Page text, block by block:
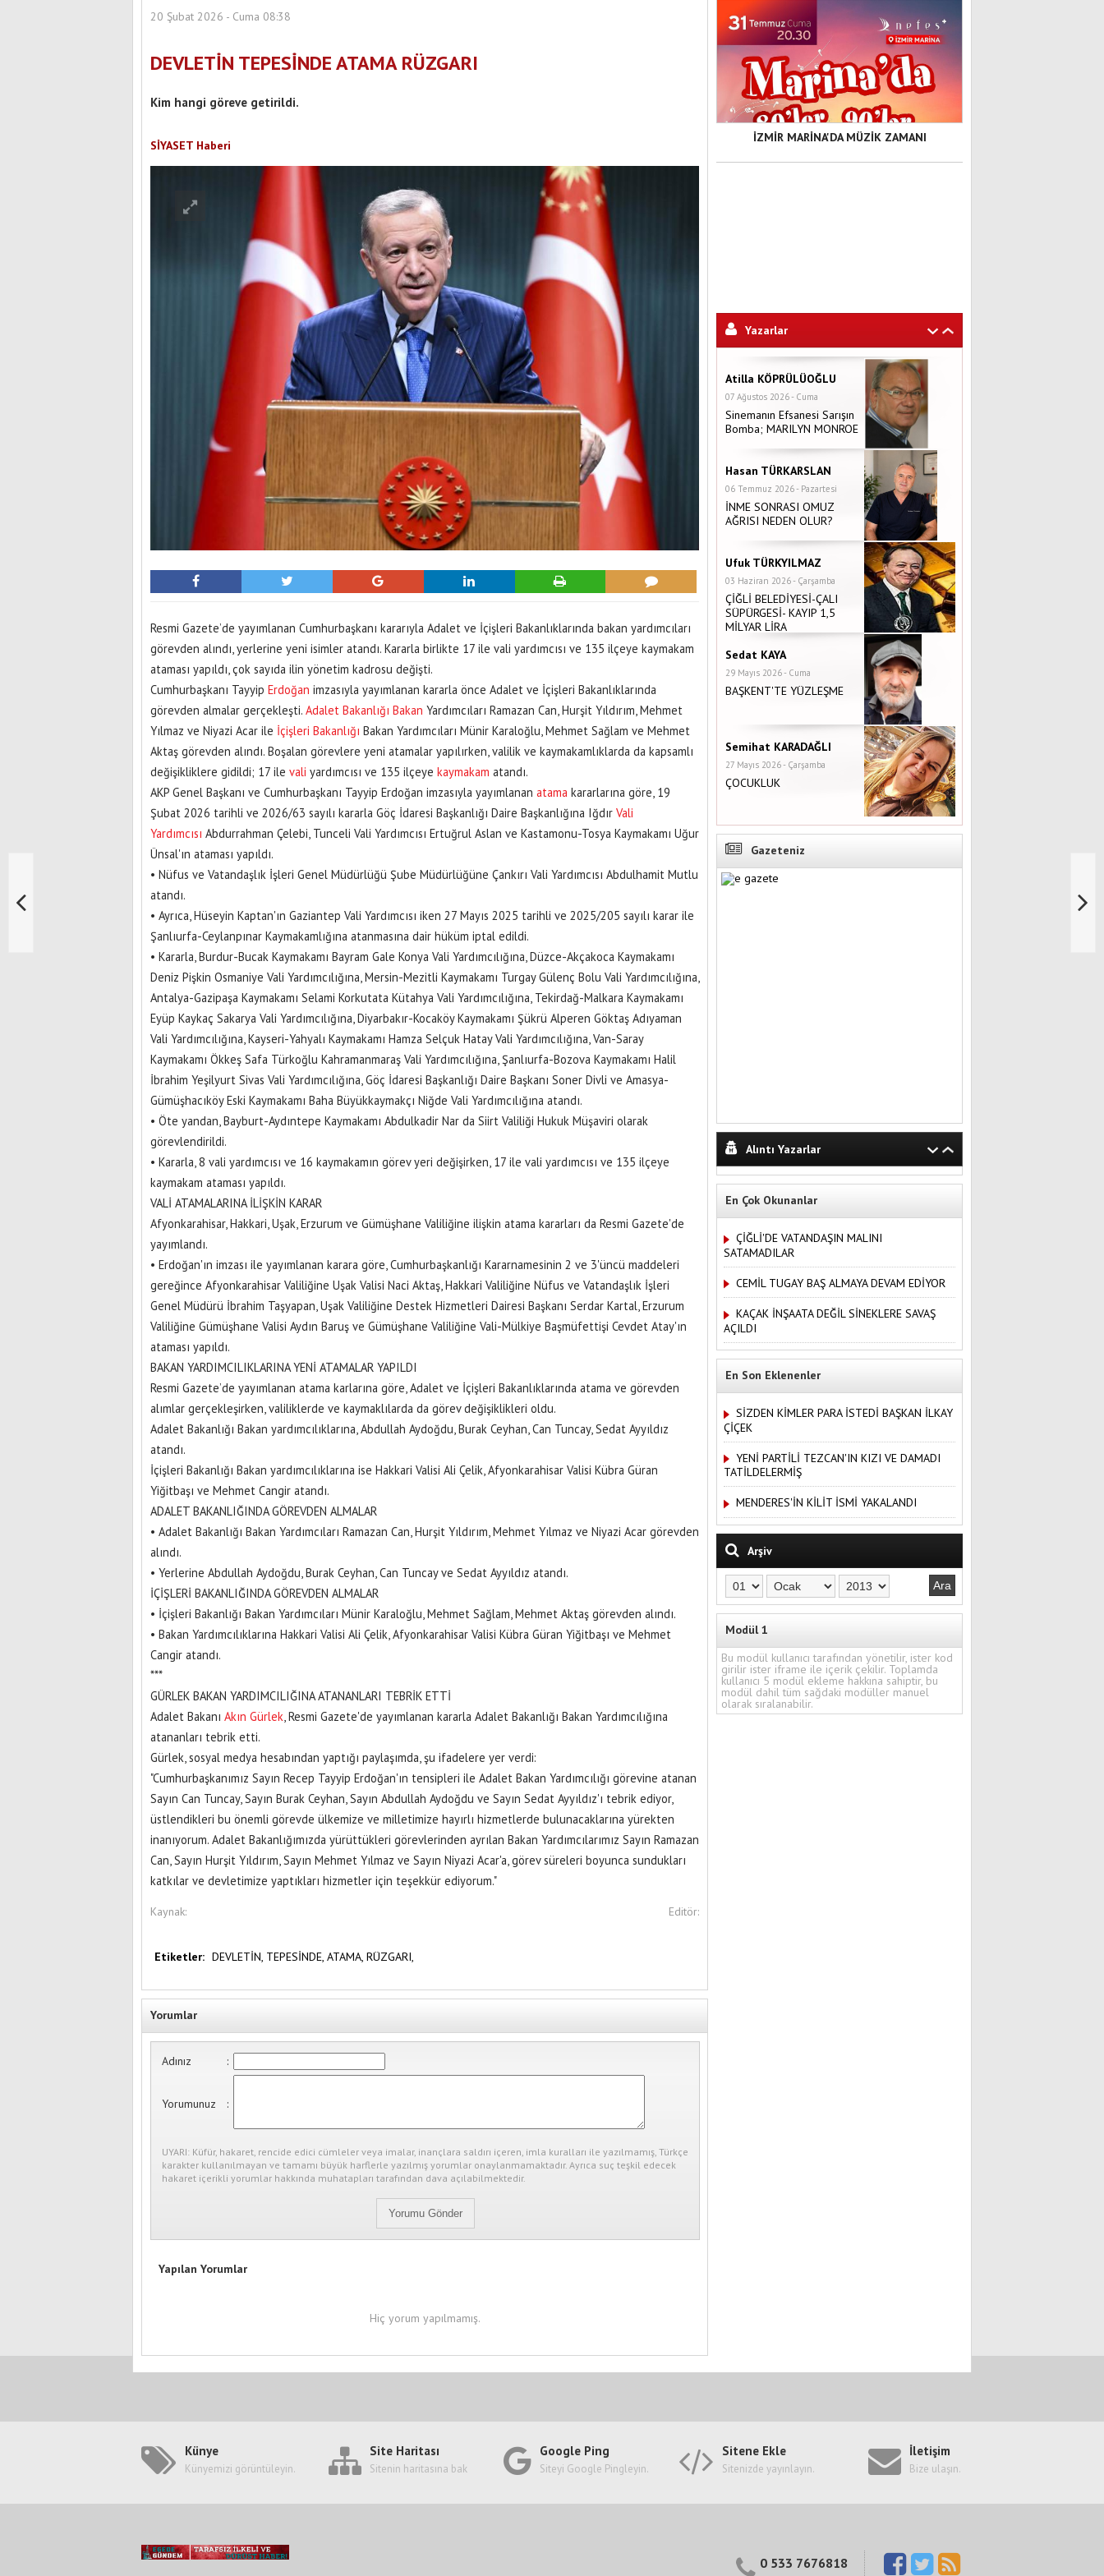
20 Şubat 2026 - Cuma 08:38
DEVLETİN TEPESİNDE ATAMA RÜZGARI
Kim hangi göreve getirildi.
SİYASET Haberi
Resmi Gazete’de yayımlanan Cumhurbaşkanı kararıyla Adalet ve İçişleri Bakanlıklarında bakan yardımcıları
görevden alındı, yerlerine yeni isimler atandı. Kararla birlikte 17 ile vali yardımcısı ve 135 ilçeye kaymakam
ataması yapıldı, çok sayıda ilin yönetim kadrosu değişti.
Cumhurbaşkanı Tayyip Erdoğan imzasıyla yayımlanan kararla önce Adalet ve İçişleri Bakanlıklarında
görevden almalar gerçekleşti. Adalet Bakanlığı Bakan Yardımcıları Ramazan Can, Hurşit Yıldırım, Mehmet
Yılmaz ve Niyazi Acar ile İçişleri Bakanlığı Bakan Yardımcıları Münir Karaloğlu, Mehmet Sağlam ve Mehmet
Aktaş görevden alındı. Boşalan görevlere yeni atamalar yapılırken, valilik ve kaymakamlıklarda da kapsamlı
değişikliklere gidildi; 17 ile vali yardımcısı ve 135 ilçeye kaymakam atandı.
AKP Genel Başkanı ve Cumhurbaşkanı Tayyip Erdoğan imzasıyla yayımlanan atama kararlarına göre, 19
Şubat 2026 tarihli ve 2026/63 sayılı kararla Göç İdaresi Başkanlığı Daire Başkanlığına Iğdır Vali
Yardımcısı Abdurrahman Çelebi, Tunceli Vali Yardımcısı Ertuğrul Aslan ve Kastamonu-Tosya Kaymakamı Uğur
Ünsal'ın ataması yapıldı.
• Nüfus ve Vatandaşlık İşleri Genel Müdürlüğü Şube Müdürlüğüne Çankırı Vali Yardımcısı Abdulhamit Mutlu
atandı.
• Ayrıca, Hüseyin Kaptan'ın Gaziantep Vali Yardımcısı iken 27 Mayıs 2025 tarihli ve 2025/205 sayılı karar ile
Şanlıurfa-Ceylanpınar Kaymakamlığına atanmasına dair hüküm iptal edildi.
• Kararla, Burdur-Bucak Kaymakamı Bayram Gale Konya Vali Yardımcılığına, Düzce-Akçakoca Kaymakamı
Deniz Pişkin Osmaniye Vali Yardımcılığına, Mersin-Mezitli Kaymakamı Turgay Gülenç Bolu Vali Yardımcılığına,
Antalya-Gazipaşa Kaymakamı Selami Korkutata Kütahya Vali Yardımcılığına, Tekirdağ-Malkara Kaymakamı
Eyüp Kaykaç Sakarya Vali Yardımcılığına, Diyarbakır-Kocaköy Kaymakamı Şükrü Alperen Göktaş Adıyaman
Vali Yardımcılığına, Kayseri-Yahyalı Kaymakamı Hamza Selçuk Hatay Vali Yardımcılığına, Van-Saray
Kaymakamı Ökkeş Safa Türkoğlu Kahramanmaraş Vali Yardımcılığına, Şanlıurfa-Bozova Kaymakamı Halil
İbrahim Yeşilyurt Sivas Vali Yardımcılığına, Göç İdaresi Başkanlığı Daire Başkanı Soner Divli ve Amasya-
Gümüşhacıköy Eski Kaymakamı Baha Büyükkaymakçı Niğde Vali Yardımcılığına atandı.
• Öte yandan, Bayburt-Aydıntepe Kaymakamı Abdulkadir Nar da Siirt Valiliği Hukuk Müşaviri olarak
görevlendirildi.
• Kararla, 8 vali yardımcısı ve 16 kaymakamın görev yeri değişirken, 17 ile vali yardımcısı ve 135 ilçeye
kaymakam ataması yapıldı.
VALİ ATAMALARINA İLİŞKİN KARAR
Afyonkarahisar, Hakkari, Uşak, Erzurum ve Gümüşhane Valiliğine ilişkin atama kararları da Resmi Gazete'de
yayımlandı.
• Erdoğan'ın imzası ile yayımlanan karara göre, Cumhurbaşkanlığı Kararnamesinin 2 ve 3'üncü maddeleri
gereğince Afyonkarahisar Valiliğine Uşak Valisi Naci Aktaş, Hakkari Valiliğine Nüfus ve Vatandaşlık İşleri
Genel Müdürü İbrahim Taşyapan, Uşak Valiliğine Destek Hizmetleri Dairesi Başkanı Serdar Kartal, Erzurum
Valiliğine Gümüşhane Valisi Aydın Baruş ve Gümüşhane Valiliğine Vali-Mülkiye Başmüfettişi Cevdet Atay'ın
ataması yapıldı.
BAKAN YARDIMCILIKLARINA YENİ ATAMALAR YAPILDI
Resmi Gazete’de yayımlanan atama karlarına göre, Adalet ve İçişleri Bakanlıklarında atama ve görevden
alımlar gerçekleşirken, valiliklerde ve kaymaklılarda da görev değişiklikleri oldu.
Adalet Bakanlığı Bakan yardımcılıklarına, Abdullah Aydoğdu, Burak Ceyhan, Can Tuncay, Sedat Ayyıldız
atandı.
İçişleri Bakanlığı Bakan yardımcılıklarına ise Hakkari Valisi Ali Çelik, Afyonkarahisar Valisi Kübra Güran
Yiğitbaşı ve Mehmet Cangir atandı.
ADALET BAKANLIĞINDA GÖREVDEN ALMALAR
• Adalet Bakanlığı Bakan Yardımcıları Ramazan Can, Hurşit Yıldırım, Mehmet Yılmaz ve Niyazi Acar görevden
alındı.
• Yerlerine Abdullah Aydoğdu, Burak Ceyhan, Can Tuncay ve Sedat Ayyıldız atandı.
İÇİŞLERİ BAKANLIĞINDA GÖREVDEN ALMALAR
• İçişleri Bakanlığı Bakan Yardımcıları Münir Karaloğlu, Mehmet Sağlam, Mehmet Aktaş görevden alındı.
• Bakan Yardımcılıklarına Hakkari Valisi Ali Çelik, Afyonkarahisar Valisi Kübra Güran Yiğitbaşı ve Mehmet
Cangir atandı.
***
GÜRLEK BAKAN YARDIMCILIĞINA ATANANLARI TEBRİK ETTİ
Adalet Bakanı Akın Gürlek, Resmi Gazete'de yayımlanan kararla Adalet Bakanlığı Bakan Yardımcılığına
atananları tebrik etti.
Gürlek, sosyal medya hesabından yaptığı paylaşımda, şu ifadelere yer verdi:
"Cumhurbaşkanımız Sayın Recep Tayyip Erdoğan'ın tensipleri ile Adalet Bakan Yardımcılığı görevine atanan
Sayın Can Tuncay, Sayın Burak Ceyhan, Sayın Abdullah Aydoğdu ve Sayın Sedat Ayyıldız'ı tebrik ediyor,
üstlendikleri bu önemli görevde ülkemize ve milletimize hayırlı hizmetlerde bulunacaklarına yürekten
inanıyorum. Adalet Bakanlığımızda yürüttükleri görevlerinden ayrılan Bakan Yardımcılarımız Sayın Ramazan
Can, Sayın Hurşit Yıldırım, Sayın Mehmet Yılmaz ve Sayın Niyazi Acar'a, görev süreleri boyunca sundukları
katkılar ve devletimize yaptıkları hizmetler için teşekkür ediyorum."
Kaynak: Editör:
Etiketler: DEVLETİN, TEPESİNDE, ATAMA, RÜZGARI,
Yorumlar
Adınız :
Yorumunuz :
UYARI: Küfür, hakaret, rencide edici cümleler veya imalar, inançlara saldırı içeren, imla kuralları ile yazılmamış, Türkçe
karakter kullanılmayan ve tamamı büyük harflerle yazılmış yorumlar onaylanmamaktadır. Ayrıca suç teşkil edecek
hakaret içerikli yorumlar hakkında muhatapları tarafından dava açılabilmektedir.
Yapılan Yorumlar
Hiç yorum yapılmamış.
İZMİR MARİNA'DA MÜZİK ZAMANI
Yazarlar
Atilla KÖPRÜLÜOĞLU
07 Ağustos 2026 - Cuma
Sinemanın Efsanesi Sarışın
Bomba; MARILYN MONROE
Hasan TÜRKARSLAN
06 Temmuz 2026 - Pazartesi
İNME SONRASI OMUZ
AĞRISI NEDEN OLUR?
Ufuk TÜRKYILMAZ
03 Haziran 2026 - Çarşamba
ÇİĞLİ BELEDİYESİ-ÇALI
SÜPÜRGESİ- KAYIP 1,5
MİLYAR LİRA
Sedat KAYA
29 Mayıs 2026 - Cuma
BAŞKENT'TE YÜZLEŞME
Semihat KARADAĞLI
27 Mayıs 2026 - Çarşamba
ÇOCUKLUK
Gazeteniz
Alıntı Yazarlar
En Çok Okunanlar
ÇİĞLİ'DE VATANDAŞIN MALINI
SATAMADILAR
CEMİL TUGAY BAŞ ALMAYA DEVAM EDİYOR
KAÇAK İNŞAATA DEĞİL SİNEKLERE SAVAŞ
AÇILDI
En Son Eklenenler
SİZDEN KİMLER PARA İSTEDİ BAŞKAN İLKAY
ÇİÇEK
YENİ PARTİLİ TEZCAN'IN KIZI VE DAMADI
TATİLDELERMİŞ
MENDERES'İN KİLİT İSMİ YAKALANDI
Arşiv
Modül 1
Bu modül kullanıcı tarafından yönetilir, ister kod
girilir ister iframe ile içerik çekilir. Toplamda
kullanıcı 5 modül ekleme hakkına sahiptir, bu
modül dahil tüm sağdaki modüller manuel
olarak sıralanabilir.
Künye
Künyemizi görüntüleyin.
Site Haritası
Sitenin haritasına bak
Google Ping
Siteyi Google Pingleyin.
Sitene Ekle
Sitenizde yayınlayın.
İletişim
Bize ulaşın.
0 533 7676818